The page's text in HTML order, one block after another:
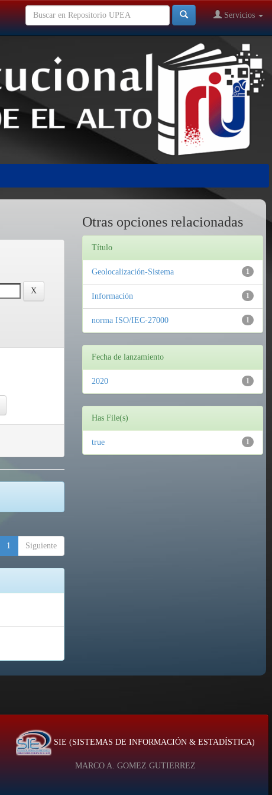
Servicios
1 Siguiente
Otras opciones relacionadas
Título
1
Geolocalización-Sistema
1
Información
1
norma ISO/IEC-27000
Fecha de lanzamiento
1
2020
Has File(s)
1
true
SIE (SISTEMAS DE INFORMACIÓN & ESTADÍSTICA)
MARCO A. GOMEZ GUTIERREZ